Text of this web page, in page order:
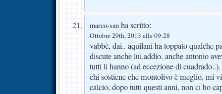
marco-san ha scritto:
Ottobre 29th, 2013 alle 09:28
vabbè, dai.. aquilani ha toppato qualche
discute anche lui,addio. anche antonio
tutti li hanno (ad eccezione di
chi sostiene che montolivo è meglio, mi
calcio, dopo tutti questi anni, non ci ho